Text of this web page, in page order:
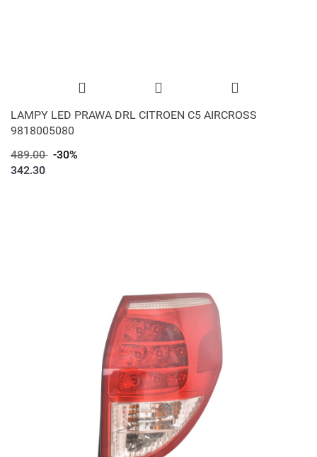
LAMPY LED PRAWA DRL CITROEN C5 AIRCROSS
9818005080
489.00 -30%
342.30